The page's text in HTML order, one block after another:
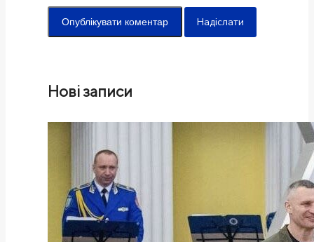
Надіслати
Нові записи